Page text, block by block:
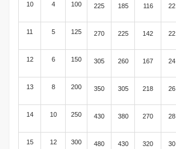
10 4 100 225 185 116 22
11 5 125 270 225 142 22
12 6 150 305 260 167 24
13 8 200 350 305 218 26
14 10 250 430 380 270 28
15 12 300 480 430 320 30